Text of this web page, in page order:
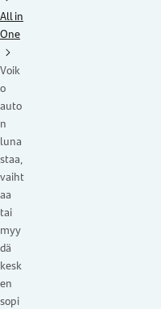
All in
One
Voik
o
auto
n
luna
staa,
vaiht
aa
tai
myy
dä
kesk
en
sopi